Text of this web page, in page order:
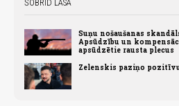
ŠOBRĪD LASA
Suņu nošaušanas
Apsūdzību un
apsūdzētie rausta plecus
Zelenskis paziņo